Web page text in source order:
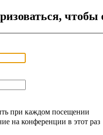
при каждом посещении
на конференции в этот раз